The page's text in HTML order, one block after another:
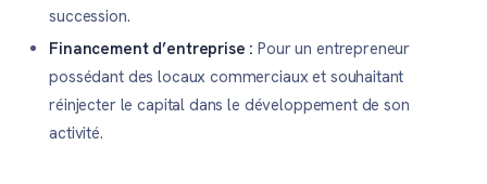
succession.
Financement d’entreprise : Pour un entrepreneur
possédant des locaux commerciaux et souhaitant
réinjecter le capital dans le développement de son
activité.